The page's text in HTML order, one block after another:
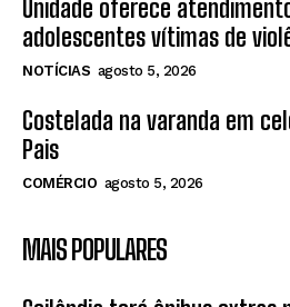
Unidade oferece
adolescentes vítimas de
NOTÍCIAS agosto 5, 2026
Costelada na varanda em
Pais
COMÉRCIO agosto 5, 2026
MAIS POPULARES